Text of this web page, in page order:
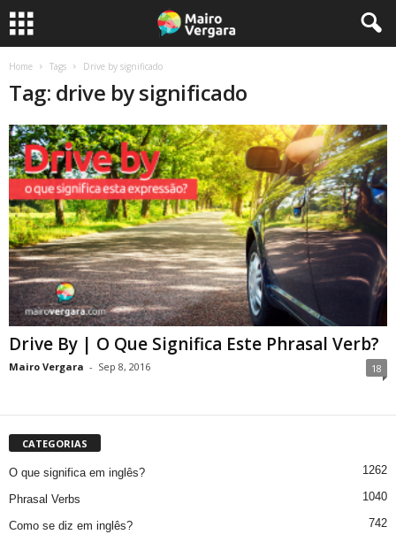
Home Tags Drive by significado
Tag: drive by significado
Drive By | O Que Significa Este Phrasal Verb?
Mairo Vergara - Sep 8, 2016 18
CATEGORIAS
O que significa em inglês? 1262
Phrasal Verbs 1040
Como se diz em inglês? 742